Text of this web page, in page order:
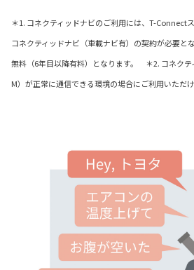
＊1. コネクティッドナビのご利用には、T-Connect
コネクティッドナビ（車載ナビ有）の契約が必要と
無料（6年目以降有料）となります。 ＊2. コネクテ
M）が正常に通信できる環境の場合にご利用いただけ